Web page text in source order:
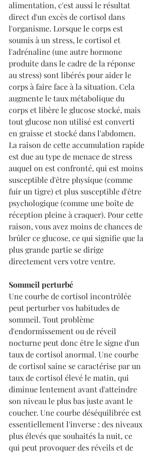
alimentation, c'est aussi le résultat
direct d'un excès de cortisol dans
l'organisme. Lorsque le corps est
soumis à un stress, le cortisol et
l'adrénaline (une autre hormone
produite dans le cadre de la réponse
au stress) sont libérés pour aider le
corps à faire face à la situation. Cela
augmente le taux métabolique du
corps et libère le glucose stocké, mais
tout glucose non utilisé est converti
en graisse et stocké dans l'abdomen.
La raison de cette accumulation rapide
est due au type de menace de stress
auquel on est confronté, qui est moins
susceptible d'être physique (comme
fuir un tigre) et plus susceptible d'être
psychologique (comme une boîte de
réception pleine à craquer). Pour cette
raison, vous avez moins de chances de
brûler ce glucose, ce qui signifie que la
plus grande partie se dirige
directement vers votre ventre.
Sommeil perturbé
Une courbe de cortisol incontrôlée
peut perturber vos habitudes de
sommeil. Tout problème
d'endormissement ou de réveil
nocturne peut donc être le signe d'un
taux de cortisol anormal. Une courbe
de cortisol saine se caractérise par un
taux de cortisol élevé le matin, qui
diminue lentement avant d'atteindre
son niveau le plus bas juste avant le
coucher. Une courbe déséquilibrée est
essentiellement l'inverse : des niveaux
plus élevés que souhaités la nuit, ce
qui peut provoquer des réveils et de